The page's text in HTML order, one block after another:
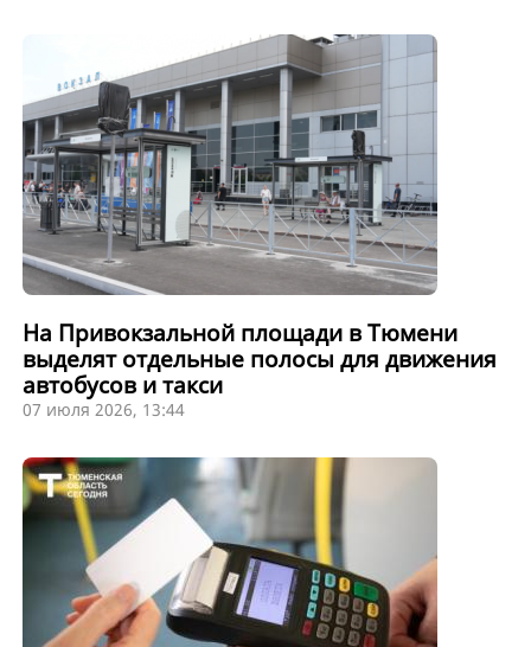
На Привокзальной площади в Тюмени
выделят отдельные полосы для движения
автобусов и такси
07 июля 2026, 13:44